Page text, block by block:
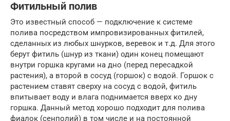
Фитильный полив
Это известный способ — подключение к системе
полива посредством импровизированных фитилей,
сделанных из любых шнурков, веревок и т.д. Для этого
берут фитиль (шнур из ткани) один конец помещают
внутри горшка кругами на дно (перед пересадкой
растения), а второй в сосуд (горшок) с водой. Горшок с
растением ставят сверху на сосуд с водой, фитиль
впитывает воду и влага поднимается вверх ко дну
горшка. Данный метод хорошо подходит для полива
фиалок (сенполий) в том числе и на постоянной